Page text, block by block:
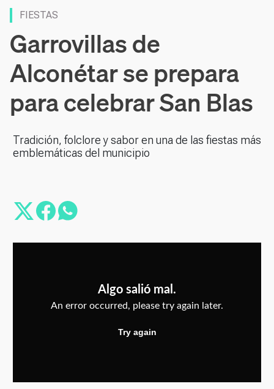
FIESTAS
Garrovillas de
Alconétar se prepara
para celebrar San Blas
Tradición, folclore y sabor en una de las fiestas más
emblemáticas del municipio